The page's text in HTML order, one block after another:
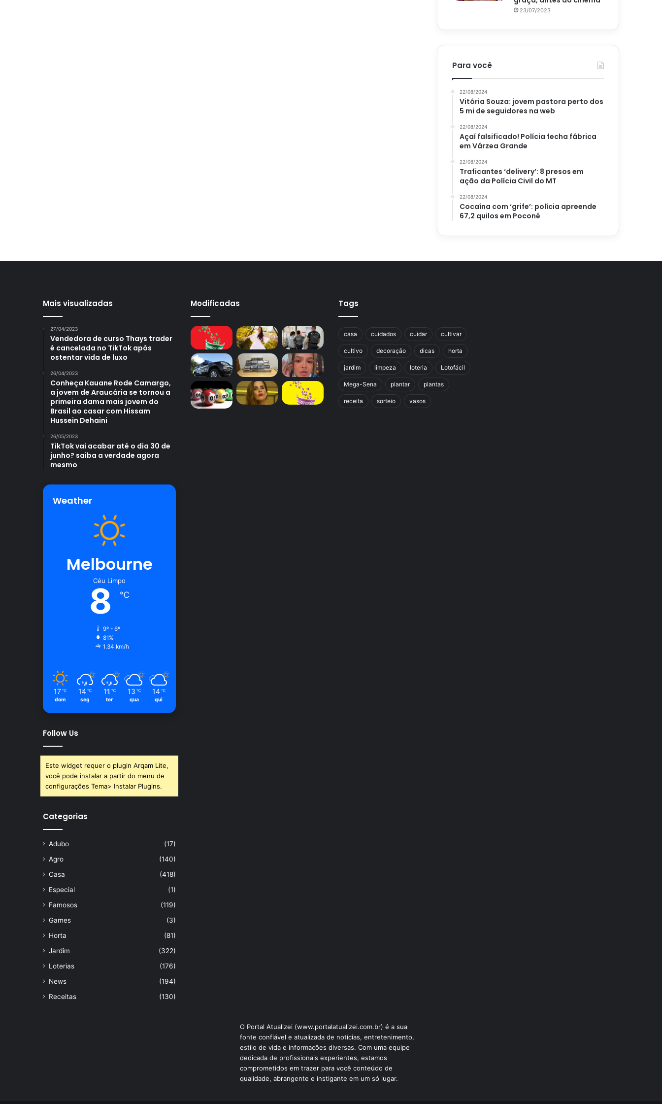
23/07/2023
Para você
22/08/2024
Vitória Souza: jovem pastora perto dos
5 mi de seguidores na web
22/08/2024
Açaí falsificado! Polícia fecha fábrica
em Várzea Grande
22/08/2024
Traficantes ‘delivery’: 8 presos em
ação da Polícia Civil do MT
22/08/2024
Cocaína com ‘grife’: polícia apreende
67,2 quilos em Poconé
Mais visualizadas
27/04/2023
Vendedora de curso Thays trader
é cancelada no TikTok após
ostentar vida de luxo
26/04/2023
Conheça Kauane Rode Camargo,
a jovem de Araucária se tornou a
primeira dama mais jovem do
Brasil ao casar com Hissam
Hussein Dehaini
26/05/2023
TikTok vai acabar até o dia 30 de
junho? saiba a verdade agora
mesmo
Weather
Melbourne
Céu Limpo
8 ℃
9º - 6º
81%
1.34 km/h
17 ℃
dom
14 ℃
seg
11 ℃
ter
13 ℃
qua
14 ℃
qui
Follow Us
Este widget requer o plugin Arqam Lite,
você pode instalar a partir do menu de
configurações Tema> Instalar Plugins.
Categorias
Adubo
(17)
Agro
(140)
Casa
(418)
Especial
(1)
Famosos
(119)
Games
(3)
Horta
(81)
Jardim
(322)
Loterias
(176)
News
(194)
Receitas
(130)
Modificadas Tags
casa cuidados cuidar cultivar
cultivo decoração dicas horta
jardim limpeza loteria Lotofácil
Mega-Sena plantar plantas
receita sorteio vasos
O Portal Atualizei (www.portalatualizei.com.br) é a sua
fonte confiável e atualizada de notícias, entretenimento,
estilo de vida e informações diversas. Com uma equipe
dedicada de profissionais experientes, estamos
comprometidos em trazer para você conteúdo de
qualidade, abrangente e instigante em um só lugar.